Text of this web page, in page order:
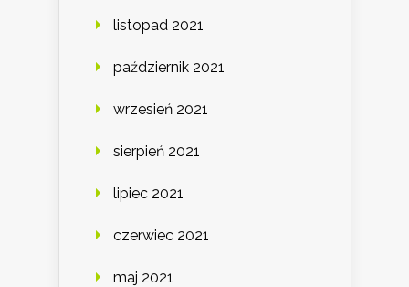
listopad 2021
październik 2021
wrzesień 2021
sierpień 2021
lipiec 2021
czerwiec 2021
maj 2021